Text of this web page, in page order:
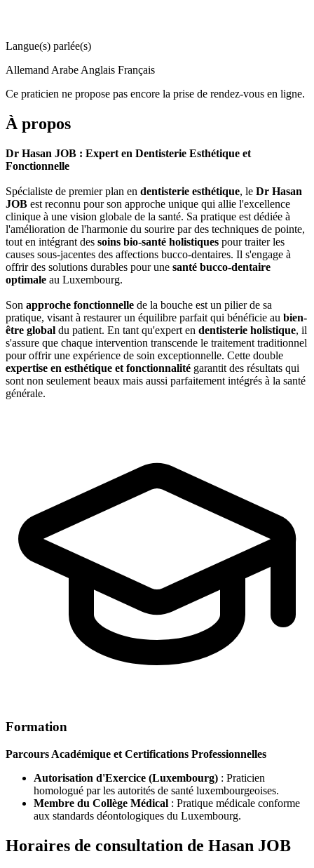
Langue(s) parlée(s)
Allemand Arabe Anglais Français
Ce praticien ne propose pas encore la prise de rendez-vous en ligne.
À propos
Dr Hasan JOB : Expert en Dentisterie Esthétique et
Fonctionnelle
Spécialiste de premier plan en dentisterie esthétique, le Dr Hasan
JOB est reconnu pour son approche unique qui allie l'excellence
clinique à une vision globale de la santé. Sa pratique est dédiée à
l'amélioration de l'harmonie du sourire par des techniques de pointe,
tout en intégrant des soins bio-santé holistiques pour traiter les
causes sous-jacentes des affections bucco-dentaires. Il s'engage à
offrir des solutions durables pour une santé bucco-dentaire
optimale au Luxembourg.
Son approche fonctionnelle de la bouche est un pilier de sa
pratique, visant à restaurer un équilibre parfait qui bénéficie au bien-
être global du patient. En tant qu'expert en dentisterie holistique, il
s'assure que chaque intervention transcende le traitement traditionnel
pour offrir une expérience de soin exceptionnelle. Cette double
expertise en esthétique et fonctionnalité garantit des résultats qui
sont non seulement beaux mais aussi parfaitement intégrés à la santé
générale.
Formation
Parcours Académique et Certifications Professionnelles
Autorisation d'Exercice (Luxembourg) : Praticien
homologué par les autorités de santé luxembourgeoises.
Membre du Collège Médical : Pratique médicale conforme
aux standards déontologiques du Luxembourg.
Horaires de consultation de Hasan JOB